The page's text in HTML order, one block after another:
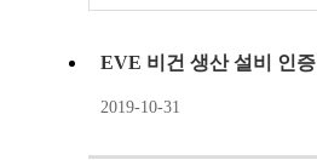
EVE 비건 생산 설비 인증
2019-10-31